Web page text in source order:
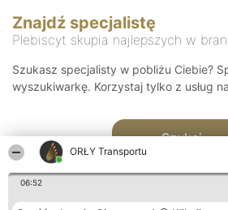
ORŁY Transportu
06:52
Znajdź specjalistę
Plebiscyt skupia najlepszych w
Szukasz specjalisty w pobliżu Ciebie?
wyszukiwarkę. Korzystaj tylko z usług
Szukaj